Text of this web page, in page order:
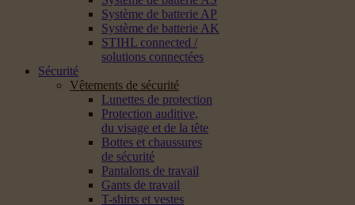
Système de batterie AP
Système de batterie AK
STIHL connected /
solutions connectées
Sécurité
Vêtements de sécurité
Lunettes de protection
Protection auditive,
du visage et de la tête
Bottes et chaussures
de sécurité
Pantalons de travail
Gants de travail
T-shirts et vestes